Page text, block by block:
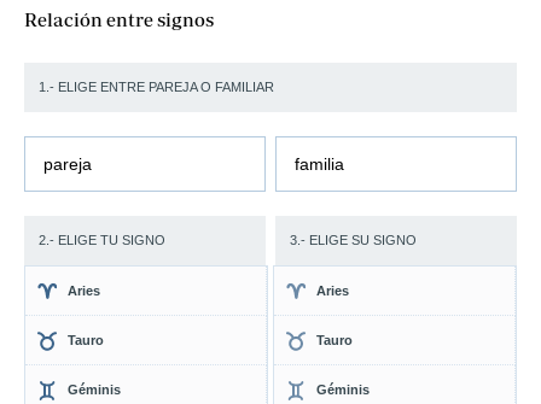
Relación entre signos
1.- ELIGE ENTRE PAREJA O FAMILIAR
pareja familia
2.- ELIGE TU SIGNO 3.- ELIGE SU SIGNO
Aries
Tauro
Géminis
Aries
Tauro
Géminis